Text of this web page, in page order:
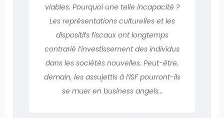
viables. Pourquoi une telle incapacité ?
Les représentations culturelles et les
dispositifs fiscaux ont longtemps
contrarié l’investissement des individus
dans les sociétés nouvelles. Peut-être,
demain, les assujettis à l’ISF pourront-ils
se muer en business angels…